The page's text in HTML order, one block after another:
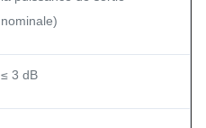
nominale)
≤ 3 dB